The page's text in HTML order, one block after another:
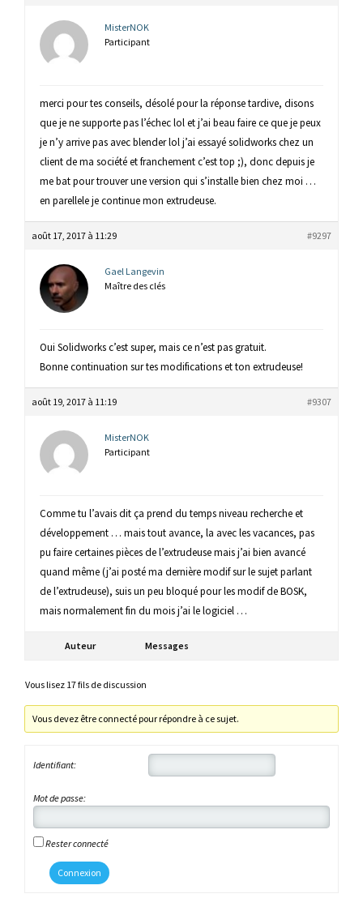
MisterNOK
Participant
merci pour tes conseils, désolé pour la réponse tardive, disons
que je ne supporte pas l’échec lol et j’ai beau faire ce que je peux
je n’y arrive pas avec blender lol j’ai essayé solidworks chez un
client de ma société et franchement c’est top ;), donc depuis je
me bat pour trouver une version qui s’installe bien chez moi …
en parellele je continue mon extrudeuse.
août 17, 2017 à 11:29 #9297
Gael Langevin
Maître des clés
Oui Solidworks c’est super, mais ce n’est pas gratuit.
Bonne continuation sur tes modifications et ton extrudeuse!
août 19, 2017 à 11:19 #9307
MisterNOK
Participant
Comme tu l’avais dit ça prend du temps niveau recherche et
développement … mais tout avance, la avec les vacances, pas
pu faire certaines pièces de l’extrudeuse mais j’ai bien avancé
quand même (j’ai posté ma dernière modif sur le sujet parlant
de l’extrudeuse), suis un peu bloqué pour les modif de BOSK,
mais normalement fin du mois j’ai le logiciel …
Auteur Messages
Vous lisez 17 fils de discussion
Vous devez être connecté pour répondre à ce sujet.
Identifiant:
Mot de passe:
Rester connecté
Connexion